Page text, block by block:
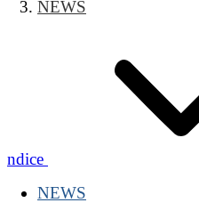
NEWS
Indice
NEWS